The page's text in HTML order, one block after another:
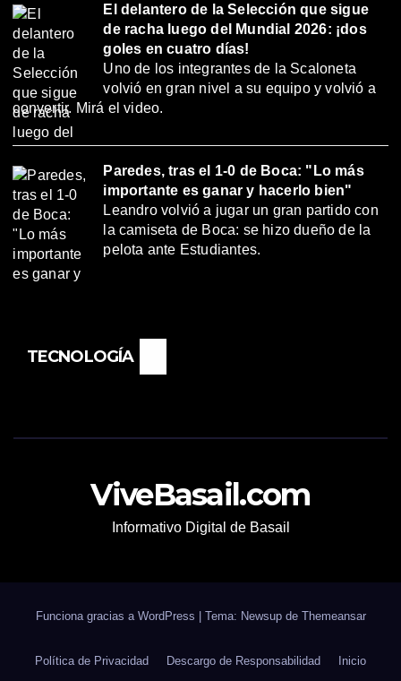
El delantero de la Selección que sigue
de racha luego del Mundial 2026: ¡dos
goles en cuatro días!
Uno de los integrantes de la Scaloneta
volvió en gran nivel a su equipo y volvió a
convertir. Mirá el video.
Paredes, tras el 1-0 de Boca: "Lo más
importante es ganar y hacerlo bien"
Leandro volvió a jugar un gran partido con
la camiseta de Boca: se hizo dueño de la
pelota ante Estudiantes.
TECNOLOGÍA
ViveBasail.com
Informativo Digital de Basail
Funciona gracias a WordPress | Tema: Newsup de Themeansar
Política de Privacidad Descargo de Responsabilidad Inicio